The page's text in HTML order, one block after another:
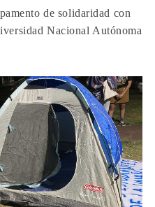
de solidaridad con
Nacional Autónoma